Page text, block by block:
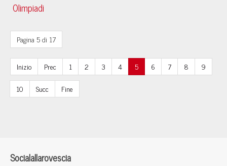
Olimpiadi
Pagina 5 di 17
Inizio Prec 1 2 3 4 5 6 7 8
9
10
Succ Fine
Socialallarovescia